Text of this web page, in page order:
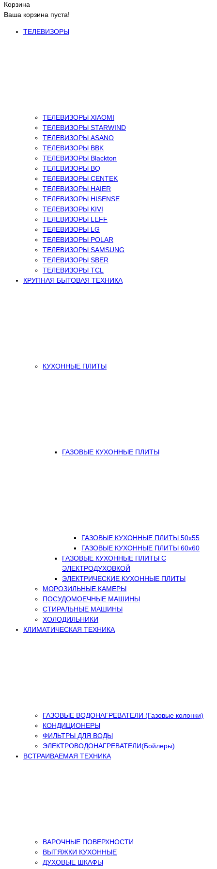
Корзина
Ваша корзина пуста!
ТЕЛЕВИЗОРЫ
ТЕЛЕВИЗОРЫ XIAOMI
ТЕЛЕВИЗОРЫ STARWIND
ТЕЛЕВИЗОРЫ ASANO
ТЕЛЕВИЗОРЫ BBK
ТЕЛЕВИЗОРЫ Blackton
ТЕЛЕВИЗОРЫ BQ
ТЕЛЕВИЗОРЫ CENTEK
ТЕЛЕВИЗОРЫ HAIER
ТЕЛЕВИЗОРЫ HISENSE
ТЕЛЕВИЗОРЫ KIVI
ТЕЛЕВИЗОРЫ LEFF
ТЕЛЕВИЗОРЫ LG
ТЕЛЕВИЗОРЫ POLAR
ТЕЛЕВИЗОРЫ SAMSUNG
ТЕЛЕВИЗОРЫ SBER
ТЕЛЕВИЗОРЫ TCL
КРУПНАЯ БЫТОВАЯ ТЕХНИКА
КУХОННЫЕ ПЛИТЫ
ГАЗОВЫЕ КУХОННЫЕ ПЛИТЫ
ГАЗОВЫЕ КУХОННЫЕ ПЛИТЫ 50х55
ГАЗОВЫЕ КУХОННЫЕ ПЛИТЫ 60х60
ГАЗОВЫЕ КУХОННЫЕ ПЛИТЫ С
ЭЛЕКТРОДУХОВКОЙ
ЭЛЕКТРИЧЕСКИЕ КУХОННЫЕ ПЛИТЫ
МОРОЗИЛЬНЫЕ КАМЕРЫ
ПОСУДОМОЕЧНЫЕ МАШИНЫ
СТИРАЛЬНЫЕ МАШИНЫ
ХОЛОДИЛЬНИКИ
КЛИМАТИЧЕСКАЯ ТЕХНИКА
ГАЗОВЫЕ ВОДОНАГРЕВАТЕЛИ (Газовые колонки)
КОНДИЦИОНЕРЫ
ФИЛЬТРЫ ДЛЯ ВОДЫ
ЭЛЕКТРОВОДОНАГРЕВАТЕЛИ(Бойлеры)
ВСТРАИВАЕМАЯ ТЕХНИКА
ВАРОЧНЫЕ ПОВЕРХНОСТИ
ВЫТЯЖКИ КУХОННЫЕ
ДУХОВЫЕ ШКАФЫ